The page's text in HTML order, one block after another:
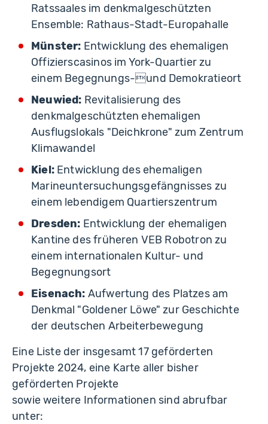
Ratssaales im denkmalgeschützten
Ensemble: Rathaus-Stadt-Europahalle
Münster: Entwicklung des ehemaligen
Offizierscasinos im York-Quartier zu
einem Begegnungs-und Demokratieort
Neuwied: Revitalisierung des
denkmalgeschützten ehemaligen
Ausflugslokals "Deichkrone" zum Zentrum
Klimawandel
Kiel: Entwicklung des ehemaligen
Marineuntersuchungsgefängnisses zu
einem lebendigem Quartierszentrum
Dresden: Entwicklung der ehemaligen
Kantine des früheren VEB Robotron zu
einem internationalen Kultur- und
Begegnungsort
Eisenach: Aufwertung des Platzes am
Denkmal "Goldener Löwe" zur Geschichte
der deutschen Arbeiterbewegung
Eine Liste der insgesamt 17 geförderten
Projekte 2024, eine Karte aller bisher
geförderten Projekte
sowie weitere Informationen sind abrufbar
unter: